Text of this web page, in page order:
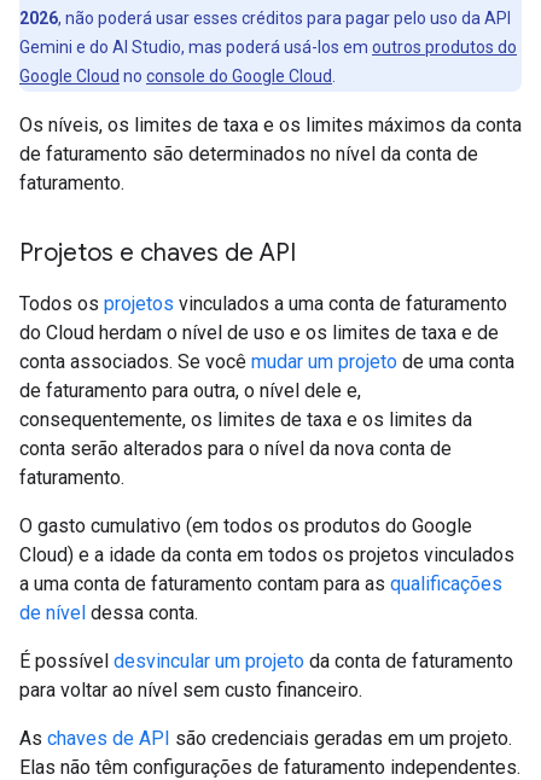
2026, não poderá usar esses créditos para pagar pelo uso da API
Gemini e do AI Studio, mas poderá usá-los em outros produtos do
Google Cloud no console do Google Cloud
Os níveis, os limites de taxa e os limites máximos da conta
de faturamento são determinados no nível da conta de
faturamento.
Projetos e chaves de API
Todos os projetos vinculados a uma conta de faturamento
do Cloud herdam o nível de uso e os limites de taxa e de
conta associados. Se você mudar um projeto de uma conta
de faturamento para outra, o nível dele e,
consequentemente, os limites de taxa e os limites da
conta serão alterados para o nível da nova conta de
faturamento.
O gasto cumulativo (em todos os produtos do Google
Cloud) e a idade da conta em todos os projetos vinculados
a uma conta de faturamento contam para as qualificações
de nível dessa conta.
É possível desvincular um projeto da conta de faturamento
para voltar ao nível sem custo financeiro.
As chaves de API são credenciais geradas em um projeto.
Elas não têm configurações de faturamento independentes.